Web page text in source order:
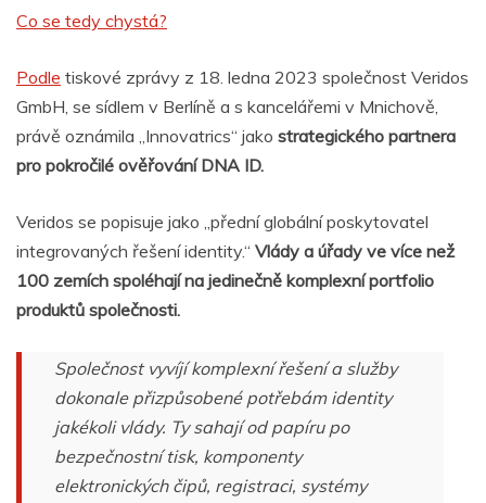
Co se tedy chystá?
Podle tiskové zprávy z 18. ledna 2023 společnost Veridos
GmbH, se sídlem v Berlíně a s kancelářemi v Mnichově,
právě oznámila „Innovatrics“ jako strategického partnera
pro pokročilé ověřování DNA ID.
Veridos se popisuje jako „přední globální poskytovatel
integrovaných řešení identity.“ Vlády a úřady ve více než
100 zemích spoléhají na jedinečně komplexní portfolio
produktů společnosti.
Společnost vyvíjí komplexní řešení a služby
dokonale přizpůsobené potřebám identity
jakékoli vlády. Ty sahají od papíru po
bezpečnostní tisk, komponenty
elektronických čipů, registraci, systémy